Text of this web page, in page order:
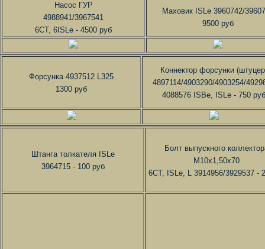
Насос ГУР
4988941/3967541
6CT, 6ISLe - 4500 руб
Маховик ISLe 3960742/
9500 руб
Форсунка 4937512 L325
1300 руб
Коннектор форсунки
4897114/4903290/4903254/
4088576 ISBe, ISLe - 750 руб
Штанга толкателя ISLe
3964715 - 100 руб
Болт выпускного
М10х1,50х70
6CT, ISLe, L 3914956/3929537 -